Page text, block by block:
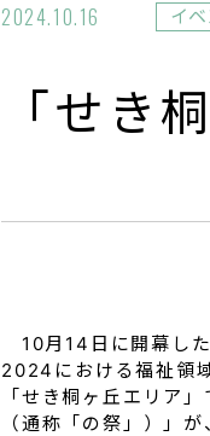
2024.10.16 イ
「せき
10月14日に開幕し
2024における福祉領
「せき桐ヶ丘エリア
（通称「の祭」）」